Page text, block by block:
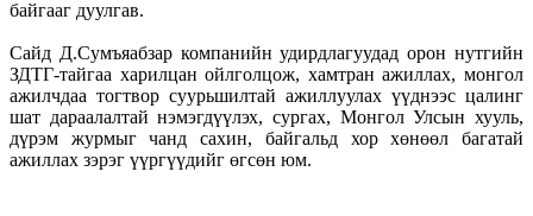
байгааг дуулгав.
Сайд Д.Сумъяабзар компанийн удирдлагуудад орон нутгийн
ЗДТГ-тайгаа харилцан ойлголцож, хамтран ажиллах, монгол
ажилчдаа тогтвор суурьшилтай ажиллуулах үүднээс цалинг
шат дараалалтай нэмэгдүүлэх, сургах, Монгол Улсын хууль,
дүрэм журмыг чанд сахин, байгальд хор хөнөөл багатай
ажиллах зэрэг үүргүүдийг өгсөн юм.